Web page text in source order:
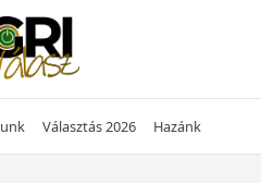
Választás 2026 Hazánk